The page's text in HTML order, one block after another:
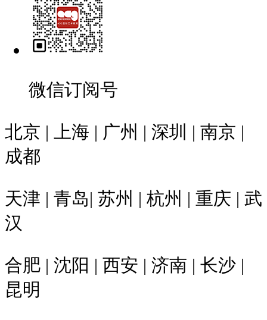
微信订阅号
北京 | 上海 | 广州 | 深圳 | 南京 |
成都
天津 | 青岛| 苏州 | 杭州 | 重庆 | 武
汉
合肥 | 沈阳 | 西安 | 济南 | 长沙 |
昆明